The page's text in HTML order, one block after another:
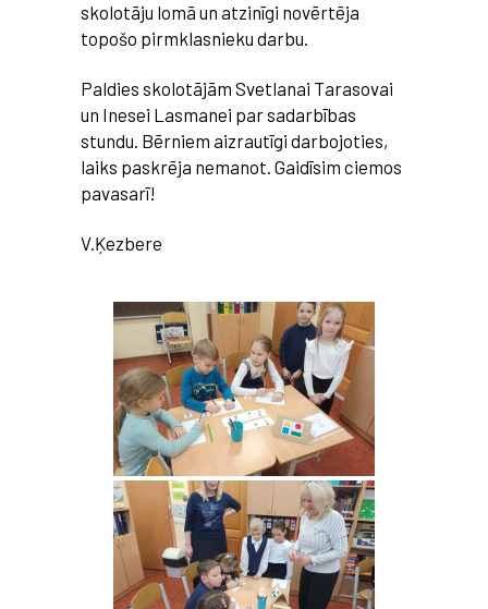
skolotāju lomā un atzinīgi novērtēja
topošo pirmklasnieku darbu.
Paldies skolotājām Svetlanai Tarasovai
un Inesei Lasmanei par sadarbības
stundu. Bērniem aizrautīgi darbojoties,
laiks paskrēja nemanot. Gaidīsim ciemos
pavasarī!
V.Ķezbere